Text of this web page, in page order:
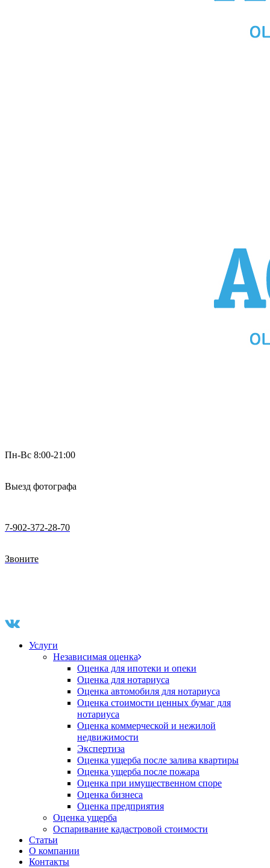
Пн-Вс 8:00-21:00
Выезд фотографа
7-902-372-28-70
Звоните
Услуги
Независимая оценка
Оценка для ипотеки и опеки
Оценка для нотариуса
Оценка автомобиля для нотариуса
Оценка стоимости ценных бумаг для
нотариуса
Оценка коммерческой и нежилой
недвижимости
Экспертиза
Оценка ущерба после залива квартиры
Оценка ущерба после пожара
Оценка при имущественном споре
Оценка бизнеса
Оценка предприятия
Оценка ущерба
Оспаривание кадастровой стоимости
Статьи
О компании
Контакты